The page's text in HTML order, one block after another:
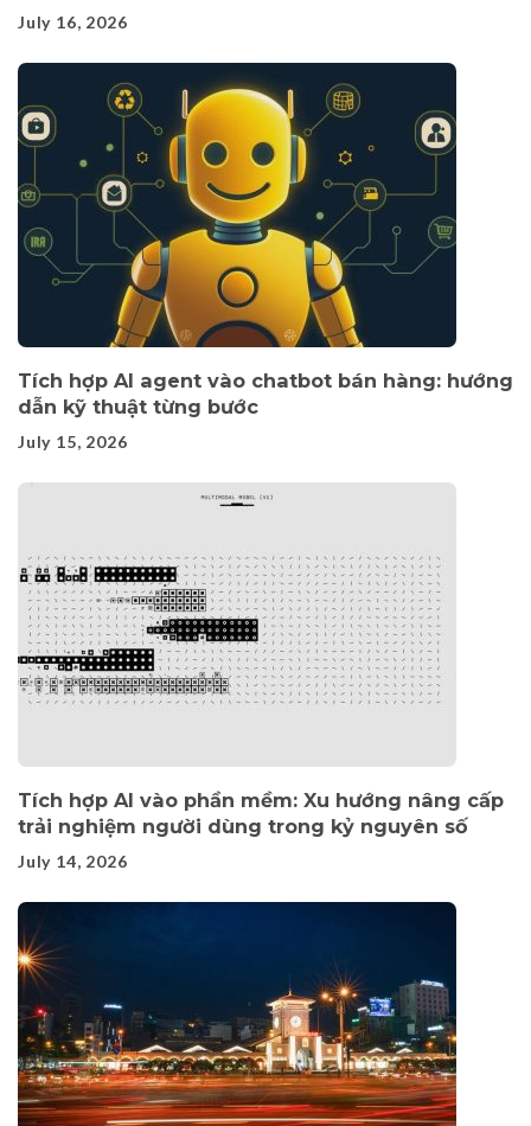
July 16, 2026
Tích hợp AI agent vào chatbot bán hàng: hướng
dẫn kỹ thuật từng bước
July 15, 2026
Tích hợp AI vào phần mềm: Xu hướng nâng cấp
trải nghiệm người dùng trong kỷ nguyên số
July 14, 2026